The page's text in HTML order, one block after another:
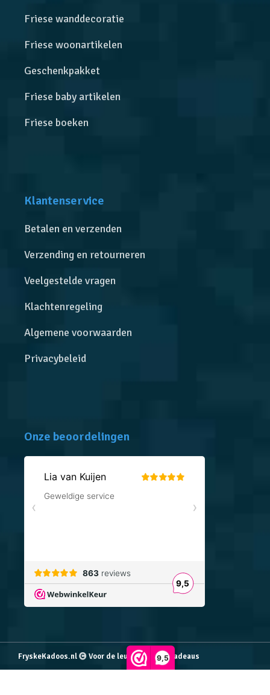
9,5
Friese wanddecoratie
Friese woonartikelen
Geschenkpakket
Friese baby artikelen
Friese boeken
Klantenservice
Betalen en verzenden
Verzending en retourneren
Veelgestelde vragen
Klachtenregeling
Algemene voorwaarden
Privacybeleid
Onze beoordelingen
FryskeKadoos.nl Voor de leukste Friese cadeaus